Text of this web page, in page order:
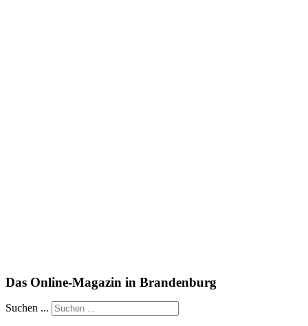
Das Online-Magazin in Brandenburg
Suchen ...